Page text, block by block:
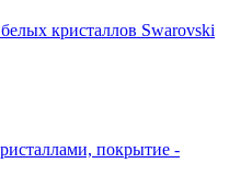
кристаллов Swarovski